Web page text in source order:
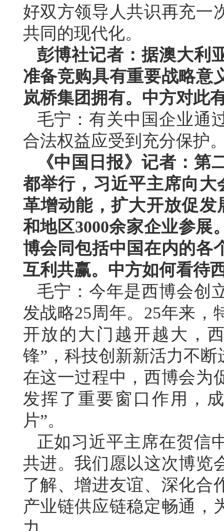
好双方领导人共识再充一
共同的现代化。
彭博社记者：据澳大利
准备竞购具有重要战略意
岚桥集团拥有。中方对此
毛宁：有关中国企业通
合法权益应受到充分保护
《中国日报》记者：
都举行，习近平主席向
革增动能，扩大开放促发
和地区3000余家企业参展
博会同包括中国在内的各
互利共赢。中方如何看待
毛宁：今年是西博会创
发战略25周年。25年来，
开放的大门越开越大，
锋”，科技创新新活力不
在这一过程中，西博会为
发挥了重要窗口作用，
片”。
正如习近平主席在贺信
共进。我们愿以这次博览
了解、增进友谊、深化合
产业链供应链稳定畅通，